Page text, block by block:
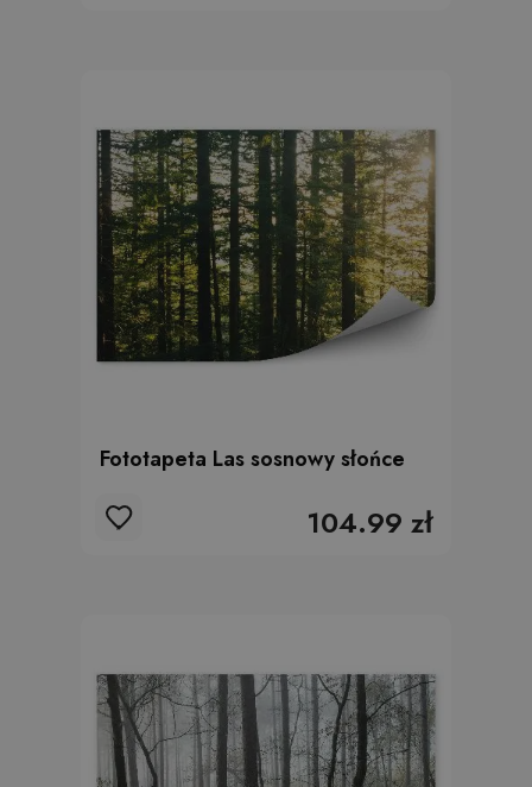
Fototapeta Las sosnowy słońce
104.99 zł